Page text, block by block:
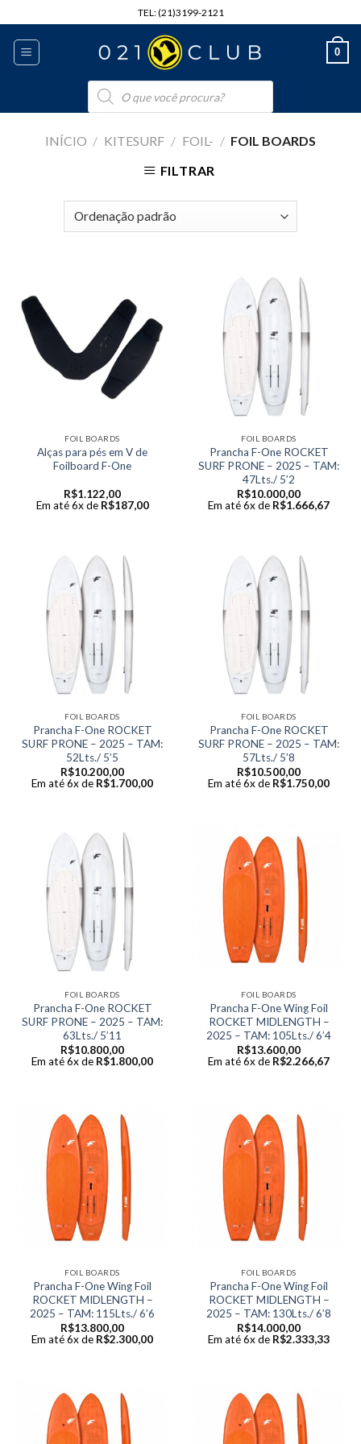
to
content
TEL: (21)3199-2121
0
Pesquisar
produtos
INÍCIO / KITESURF / FOIL- / FOIL BOARDS
FILTRAR
FOIL BOARDS
Alças para pés em V de
Foilboard F-One
R$1.122,00
Em até 6x de R$187,00
FOIL BOARDS
Prancha F-One ROCKET
SURF PRONE – 2025 – TAM:
47Lts./ 5’2
R$10.000,00
Em até 6x de R$1.666,67
FOIL BOARDS
Prancha F-One ROCKET
SURF PRONE – 2025 – TAM:
52Lts./ 5’5
R$10.200,00
Em até 6x de R$1.700,00
FOIL BOARDS
Prancha F-One ROCKET
SURF PRONE – 2025 – TAM:
57Lts./ 5’8
R$10.500,00
Em até 6x de R$1.750,00
FOIL BOARDS
Prancha F-One ROCKET
SURF PRONE – 2025 – TAM:
63Lts./ 5’11
R$10.800,00
Em até 6x de R$1.800,00
FOIL BOARDS
Prancha F-One Wing Foil
ROCKET MIDLENGTH –
2025 – TAM: 105Lts./ 6’4
R$13.600,00
Em até 6x de R$2.266,67
FOIL BOARDS
Prancha F-One Wing Foil
ROCKET MIDLENGTH –
2025 – TAM: 115Lts./ 6’6
R$13.800,00
Em até 6x de R$2.300,00
FOIL BOARDS
Prancha F-One Wing Foil
ROCKET MIDLENGTH –
2025 – TAM: 130Lts./ 6’8
R$14.000,00
Em até 6x de R$2.333,33